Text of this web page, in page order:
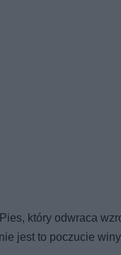
który odwraca
jest to poczucie